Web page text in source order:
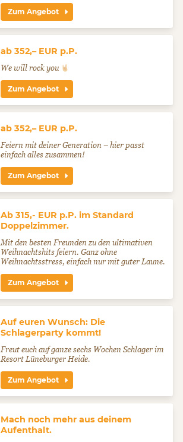
Zum Angebot
ab 352,– EUR p.P.
We will rock you
Zum Angebot
ab 352,– EUR p.P.
Feiern mit deiner Generation – hier passt
einfach alles zusammen!
Zum Angebot
Ab 315,- EUR p.P. im Standard
Doppelzimmer.
Mit den besten Freunden zu den ultimativen
Weihnachtshits feiern. Ganz ohne
Weihnachtsstress, einfach nur mit guter Laune.
Zum Angebot
Auf euren Wunsch: Die
Schlagerparty kommt!
Freut euch auf ganze sechs Wochen Schlager im
Resort Lüneburger Heide.
Zum Angebot
Mach noch mehr aus deinem
Aufenthalt.